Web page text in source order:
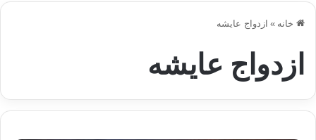
خانه » ازدواج عایشه
ازدواج عایشه